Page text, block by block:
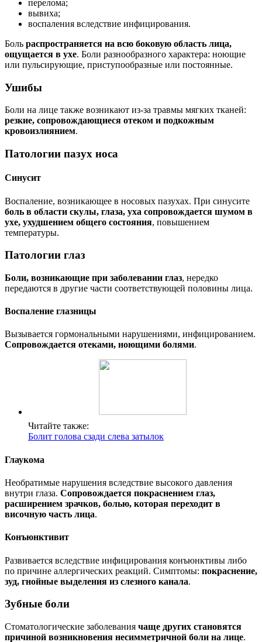
перелома;
вывиха;
воспаления вследствие инфицирования.
Боль распространяется на всю боковую область лица,
ощущается в ухе. Боли разнообразного характера: ноющие
или пульсирующие, приступообразные или постоянные.
Ушибы
Боли на лице также возникают из-за травмы мягких тканей:
резкие, сопровождающиеся отеком и подкожным
кровоизлиянием.
Патологии пазух носа
Синусит
Воспаление, возникающее в носовых пазухах. При синусите
боль в области скулы, глаза, уха сопровождается шумом в
ухе, ухудшением общего состояния, повышением
температуры.
Патологии глаз
Боли, возникающие при заболевании глаз, нередко
передаются в другие части соответствующей половины лица.
Воспаление глазницы
Вызывается гормональными нарушениями, инфицированием.
Сопровождается отеками, ноющими болями.
Читайте также:
Болит голова сзади слева затылок
Глаукома
Необратимые нарушения вследствие высокого давления
внутри глаза. Сопровождается покраснением глаз,
расширением зрачков, болью, которая переходит в
височную часть лица.
Конъюнктивит
Развивается вследствие инфицирования конъюнктивы либо
по причине аллергических реакций. Симптомы: покраснение,
зуд, гнойные выделения из слезного канала.
Зубные боли
Стоматологические заболевания чаще других становятся
причиной возникновения несимметричной боли на лице.